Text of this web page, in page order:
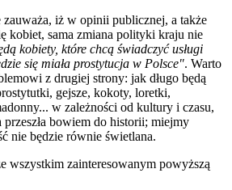
zauważa, iż w opinii publicznej, a także
kobiet, sama zmiana polityki kraju nie
kobiety, które chcą świadczyć usługi
się miała prostytucja w Polsce". Warto
z drugiej strony: jak długo będą
gejsze, kokoty, loretki,
w zależności od kultury i czasu,
bowiem do historii; miejmy
nie będzie równie świetlana.
wszystkim zainteresowanym powyższą